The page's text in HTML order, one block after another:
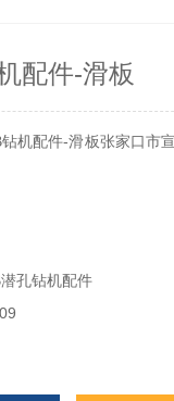
配件-滑板
机配件-滑板张家口市
孔钻机配件